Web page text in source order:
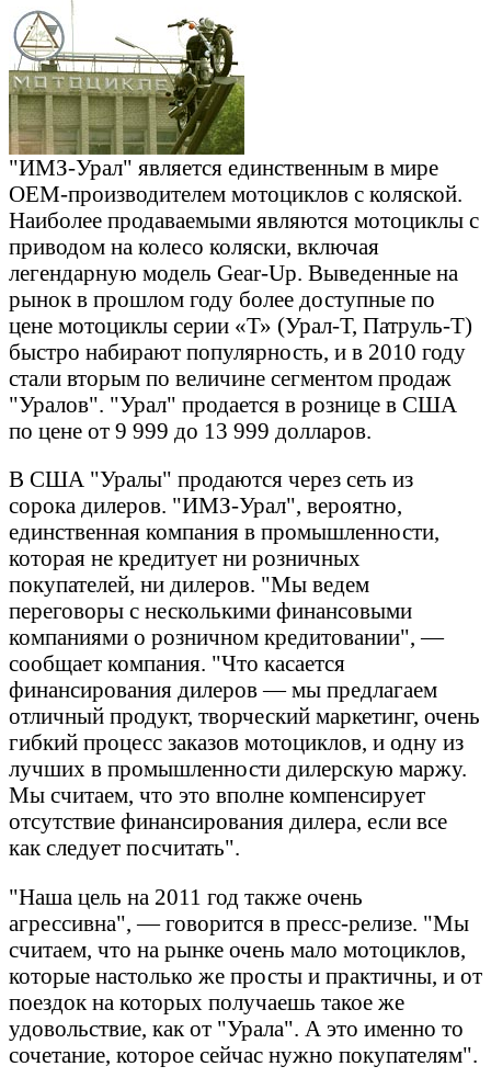
"ИМЗ-Урал" является единственным в мире
OEM-производителем мотоциклов с коляской.
Наиболее продаваемыми являются мотоциклы с
приводом на колесо коляски, включая
легендарную модель Gear-Up. Выведенные на
рынок в прошлом году более доступные по
цене мотоциклы серии «Т» (Урал-Т, Патруль-Т)
быстро набирают популярность, и в 2010 году
стали вторым по величине сегментом продаж
"Уралов". "Урал" продается в рознице в США
по цене от 9 999 до 13 999 долларов.
В США "Уралы" продаются через сеть из
сорока дилеров. "ИМЗ-Урал", вероятно,
единственная компания в промышленности,
которая не кредитует ни розничных
покупателей, ни дилеров. "Мы ведем
переговоры с несколькими финансовыми
компаниями о розничном кредитовании", —
сообщает компания. "Что касается
финансирования дилеров — мы предлагаем
отличный продукт, творческий маркетинг, очень
гибкий процесс заказов мотоциклов, и одну из
лучших в промышленности дилерскую маржу.
Мы считаем, что это вполне компенсирует
отсутствие финансирования дилера, если все
как следует посчитать".
"Наша цель на 2011 год также очень
агрессивна", — говорится в пресс-релизе. "Мы
считаем, что на рынке очень мало мотоциклов,
которые настолько же просты и практичны, и от
поездок на которых получаешь такое же
удовольствие, как от "Урала". А это именно то
сочетание, которое сейчас нужно покупателям".